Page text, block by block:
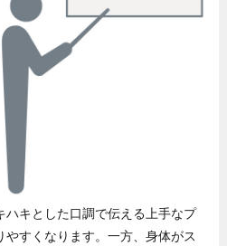
ハキとした口調で伝える上手なプ
やすくなります。一方、身体がス